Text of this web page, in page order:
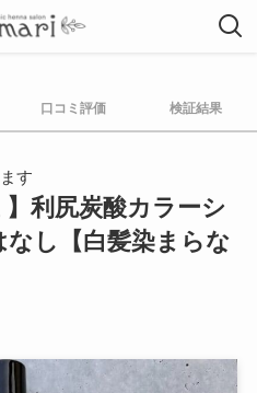
口コミ評価 検証結果
す
】利尻炭酸カラーシ
し【白髪染まらな